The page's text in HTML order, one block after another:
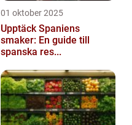
01 oktober 2025
Upptäck Spaniens
smaker: En guide till
spanska res...